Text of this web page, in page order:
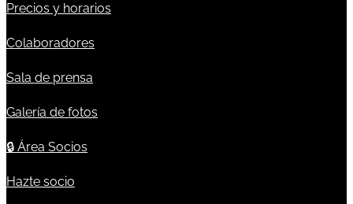
Precios y horarios
Colaboradores
Sala de prensa
Galería de fotos
🔒 Área Socios
Hazte socio